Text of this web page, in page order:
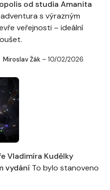
od studia Amanita
s výrazným
veřejnosti – ideální
Miroslav Žák – 10/02/2026
Vladimíra Kudělky
vydání To bylo stanoveno